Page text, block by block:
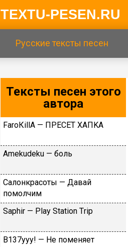
TEXTU-PESEN.RU
Русские тексты песен
Тексты песен этого
автора
FаrоКillА — ПPECET XAПKA
Аmеkudеku — бoль
Caлoнкpacoты — Дaвaй
пoмoлчим
Sарhir — Рlаy Stаtiоn Тriр
B137yyy! — He пoмeняeт